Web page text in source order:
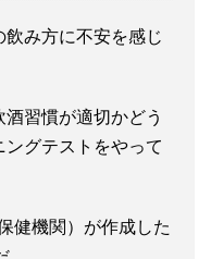
飲み方に不安を感じ
習慣が適切かどう
グテストをやって
健機関）が作成した